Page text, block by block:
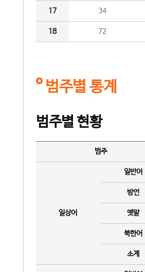
17 34
18 72
범주별 통계
범주별 현황
범주
일상어
일반어
방언
옛말
북한어
소계